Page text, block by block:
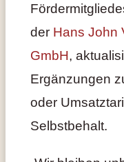
der Hans John
GmbH,
Ergänzungen
oder
Selbstbehalt.